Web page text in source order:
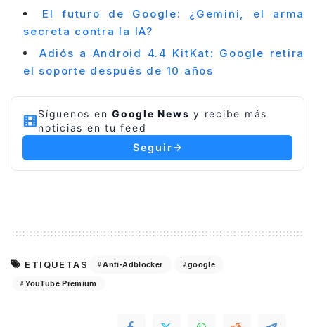
El futuro de Google: ¿Gemini, el arma
secreta contra la IA?
Adiós a Android 4.4 KitKat: Google retira
el soporte después de 10 años
Síguenos en Google News y recibe más
noticias en tu feed
Seguir
ETIQUETAS Anti-Adblocker google
YouTube Premium